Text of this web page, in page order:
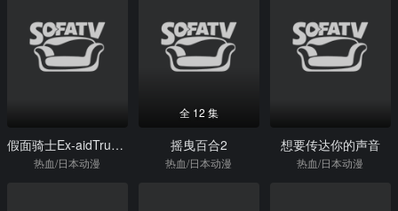
假面骑士Ex-aidTrueEnding
热血/日本动漫
全 12 集
摇曳百合2
热血/日本动漫
想要传达你的声音
热血/日本动漫